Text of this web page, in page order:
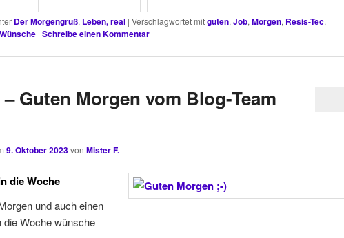
Der Morgengruß, Leben, real | Verschlagwortet mitguten, Job, Morgen, Resis-Tec,
Wünsche | Schreibe einen Kommentar
– Guten Morgen vom Blog-Team
9. Oktober 2023von Mister F.
die Woche
und auch einen
die Woche wünsche